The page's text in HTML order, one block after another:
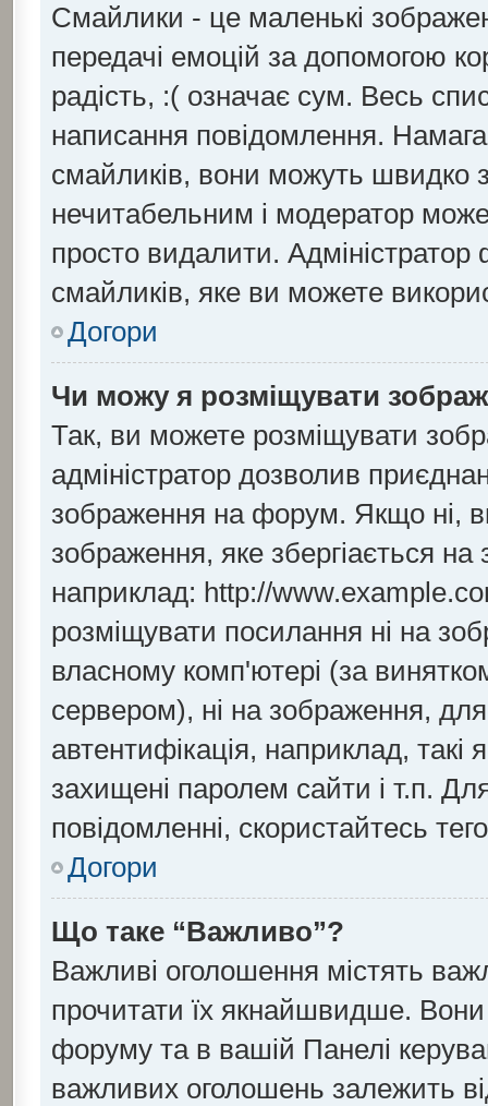
Смайлики - це маленькі
передачі емоцій за допомогою
радість, :( означає сум. Весь
написання повідомлення.
смайликів, вони можуть швидко
нечитабельним і модератор
просто видалити.
смайликів, яке ви можете
Догори
Чи можу я розміщувати
Так, ви можете розміщувати
адміністратор дозволив
зображення на форум. Якщо ні,
зображення, яке збергіається
наприклад: http://
розміщувати посилання ні на
власному комп'ютері (за
сервером), ні на зображення,
автентифікація, наприклад,
захищені паролем сайти і т.п.
повідомленні, скористайтесь
Догори
Що таке “Важливо”?
Важливі оголошення містять
прочитати їх якнайшвидше. Вони
форуму та в вашій Панелі
важливих оголошень залежить